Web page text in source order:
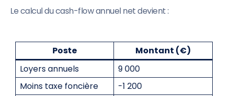
Le calcul du cash-flow annuel net devient :
Poste
Montant (€)
Loyers annuels
9 000
Moins taxe foncière
-1 200